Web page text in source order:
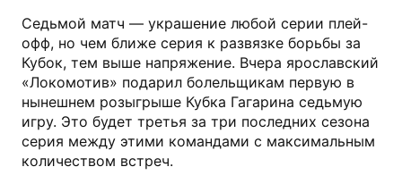
Седьмой матч — украшение любой серии плей-
офф, но чем ближе серия к развязке борьбы за
Кубок, тем выше напряжение. Вчера ярославский
«Локомотив» подарил болельщикам первую в
нынешнем розыгрыше Кубка Гагарина седьмую
игру. Это будет третья за три последних сезона
серия между этими командами с максимальным
количеством встреч.